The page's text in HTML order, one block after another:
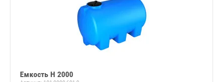
Емкость Н 2000